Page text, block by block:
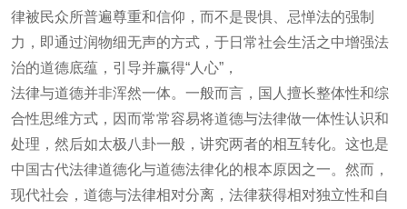
律被民众所普遍尊重和信仰，而不是畏惧、忌惮法的强制
力，即通过润物细无声的方式，于日常社会生活之中增强法
治的道德底蕴，引导并赢得“人心”，
法律与道德并非浑然一体。一般而言，国人擅长整体性和综
合性思维方式，因而常常容易将道德与法律做一体性认识和
处理，然后如太极八卦一般，讲究两者的相互转化。这也是
中国古代法律道德化与道德法律化的根本原因之一。然而，
现代社会，道德与法律相对分离，法律获得相对独立性和自